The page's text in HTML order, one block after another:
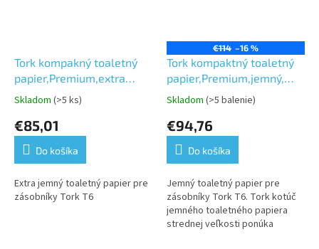
Tork kompakný toaletný
papier,Premium,extra
jemný,biely,3 vr. dĺžka
70m,27 ks v kartóne T6
Priemerné
produktu
5,0
5
hviezdičiek.
Skladom (>5 ks)
€85,01
Do košíka
Extra jemný toaletný papier pre
zásobníky Tork T6
€114 –16 %
Tork kompaktný toaletný
papier,Premium,jemný,
biely, 2vr.,dĺžka 90m,27 ks
v kartóne-T6
Priemerné
produktu
5,0
5
hviezdičiek.
Skladom (>5 balenie)
€94,76
Do košíka
Jemný toaletný papier pre
zásobníky Tork T6. Tork kotúč
jemného toaletného papiera
strednej veľkosti ponúka